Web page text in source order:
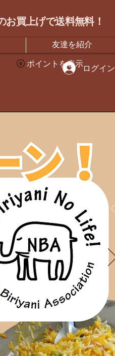
お買上げで送料無料！
ログイン
ポイントを表示
友達を紹介